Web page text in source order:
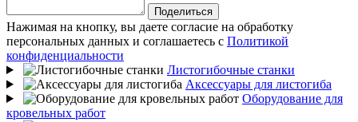
Поделиться
Нажимая на кнопку, вы даете согласие на обработку
персональных данных и соглашаетесь с Политикой
конфиденциальности
Листогибочные станки
Аксессуары для листогиба
Оборудование для
кровельных работ